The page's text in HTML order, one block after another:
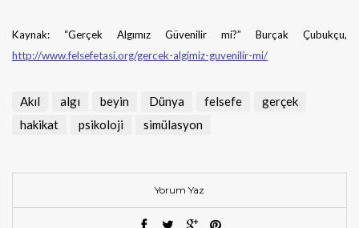
Kaynak: “Gerçek Algımız Güvenilir mi?” Burçak Çubukçu,
http://www.felsefetasi.org/gercek-algimiz-guvenilir-mi/
Akıl algı beyin Dünya felsefe
gerçek
hakikat
psikoloji simülasyon
Yorum Yaz